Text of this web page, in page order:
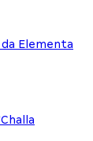
Elementa